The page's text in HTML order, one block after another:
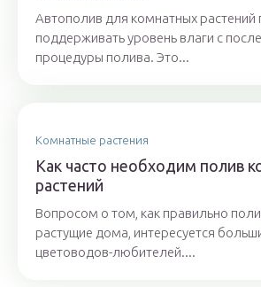
Автополив для комнатных растений
поддерживать уровень влаги с
процедуры полива. Это...
Комнатные растения
Как часто необходим полив
растений
Вопросом о том, как правильно
растущие дома, интересуется
цветоводов-любителей....